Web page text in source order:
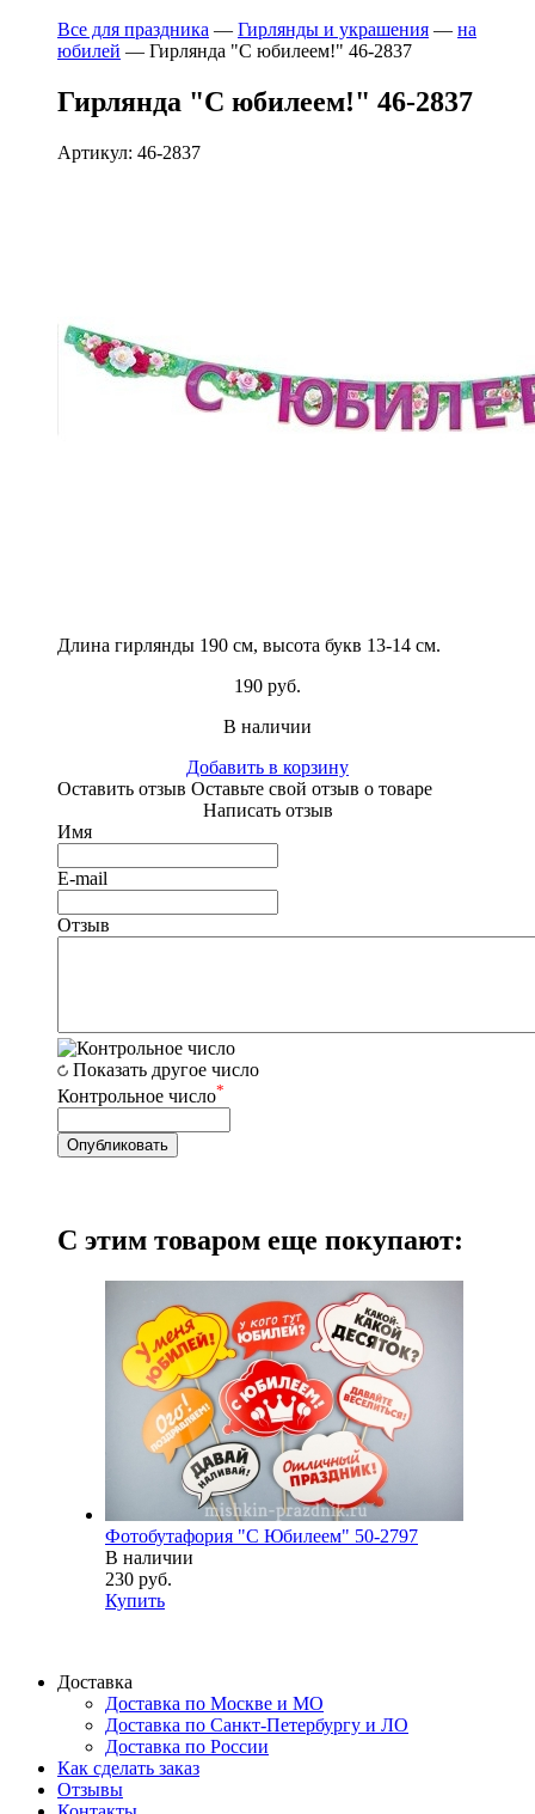
Все для праздника — Гирлянды и украшения — на
юбилей — Гирлянда "С юбилеем!" 46-2837
Гирлянда "С юбилеем!" 46-2837
Артикул: 46-2837
Длина гирлянды 190 см, высота букв 13-14 см.
190 руб.
В наличии
Добавить в корзину
Оставить отзыв Оставьте свой отзыв о товаре
Написать отзыв
Имя
E-mail
Отзыв
Показать другое число
Контрольное число*
С этим товаром еще покупают:
Фотобутафория "С Юбилеем" 50-2797
В наличии
230 руб.
Купить
Доставка
Доставка по Москве и МО
Доставка по Санкт-Петербургу и ЛО
Доставка по России
Как сделать заказ
Отзывы